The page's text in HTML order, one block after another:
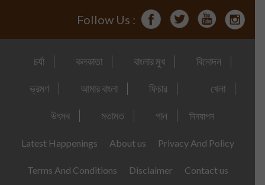
Follow Us :
চর্যা কলকাতা বাংলার মুখ বিনোদন
ভ্রমণ আমার বাংলা ফিচার খেলা
উৎসব মতামত গান দিনযাপন
Latest Happenings About us Privacy And Policy
Terms And Conditions Disclaimer Contact us